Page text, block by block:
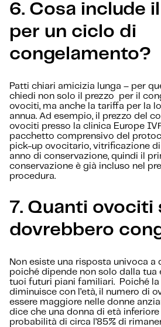
6. Cosa include
per un ciclo di
congelamento?
Patti chiari amicizia lunga – per
chiedi non solo il prezzo per il
ovociti, ma anche la tariffa per la
annua. Ad esempio, il prezzo del
ovociti presso la clinica Europe
pacchetto comprensivo del
pick-up ovocitario, vitrificazione
anno di conservazione, quindi il
conservazione è già incluso nel
procedura.
7. Quanti ovociti
dovrebbero
Non esiste una risposta univoca a
poiché dipende non solo dalla tua
tuoi futuri piani familiari. Poiché
diminuisce con l’età, il numero di
essere maggiore nelle donne
dice che una donna di età inferiore
probabilità di circa l’85% di